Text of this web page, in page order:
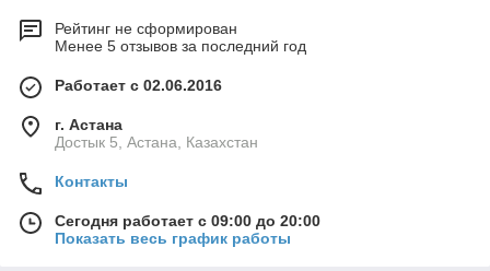
Рейтинг не сформирован
Менее 5 отзывов за последний год
Работает с 02.06.2016
г. Астана
Достык 5, Астана, Казахстан
Контакты
Сегодня работает с 09:00 до 20:00
Показать весь график работы